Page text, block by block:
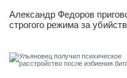
Александр Федоров
строгого режима за